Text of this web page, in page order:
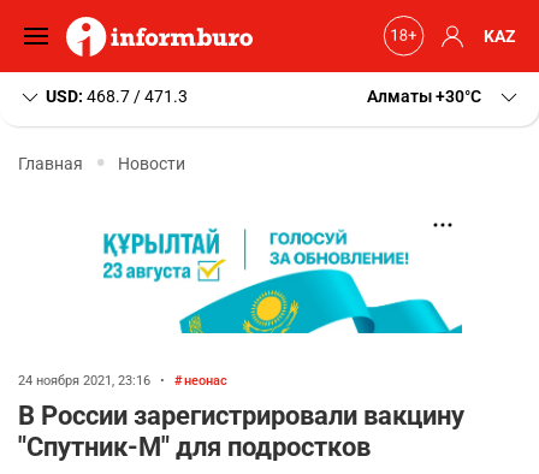
KAZ
USD: 468.7 / 471.3 Алматы+30 C
Главная Новости
24 ноября 2021, 23:16 • неонас
В России зарегистрировали вакцину
"Спутник-М" для подростков